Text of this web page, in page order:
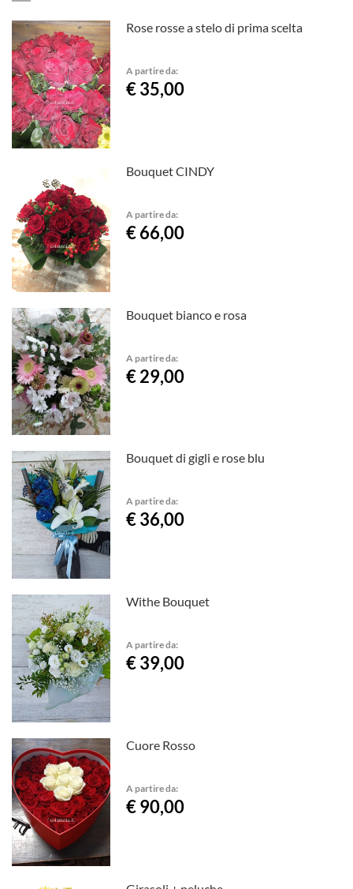
Rose rosse a stelo di prima scelta
A partire da:
€ 35,00
Bouquet CINDY
A partire da:
€ 66,00
Bouquet bianco e rosa
A partire da:
€ 29,00
Bouquet di gigli e rose blu
A partire da:
€ 36,00
Withe Bouquet
A partire da:
€ 39,00
Cuore Rosso
A partire da:
€ 90,00